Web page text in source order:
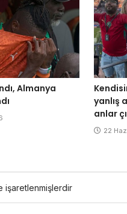
Almanya
yanlış
anlar
22
işaretlenmişlerdir